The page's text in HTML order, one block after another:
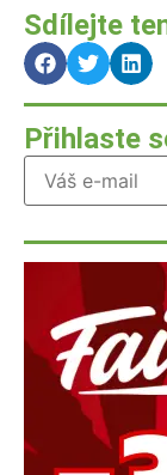
Sdílejte
Přihlaste